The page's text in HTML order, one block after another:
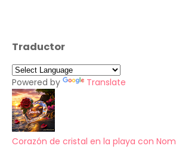
Traductor
Powered by Translate
Corazón de cristal en la playa con